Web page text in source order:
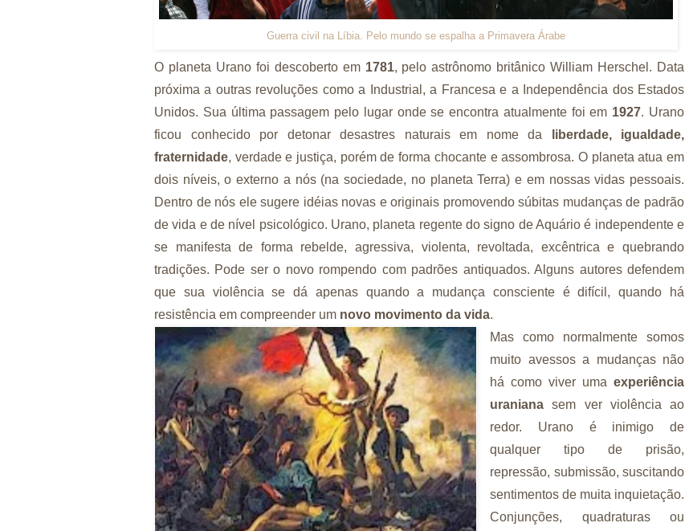
Guerra civil na Líbia. Pelo mundo se espalha a Primavera Árabe
O planeta Urano foi descoberto em 1781, pelo astrônomo britânico William Herschel. Data
próxima a outras revoluções como a Industrial, a Francesa e a Independência dos Estados
Unidos. Sua última passagem pelo lugar onde se encontra atualmente foi em 1927. Urano
ficou conhecido por detonar desastres naturais em nome da
liberdade, igualdade,
fraternidade, verdade e justiça, porém de forma chocante e assombrosa. O planeta atua em
dois níveis, o externo a nós (na sociedade, no planeta Terra) e em nossas vidas pessoais.
Dentro de nós ele sugere idéias novas e originais promovendo súbitas mudanças de padrão
de vida e de nível psicológico. Urano, planeta regente do signo de Aquário é independente e
se manifesta de forma rebelde, agressiva, violenta, revoltada, excêntrica e quebrando
tradições. Pode ser o novo rompendo com padrões antiquados. Alguns autores defendem
que sua violência se dá apenas quando a mudança consciente é difícil, quando há
resistência em compreender um novo movimento da vida.
Mas como normalmente somos
muito avessos a mudanças não
há como viver uma experiência
uraniana sem ver violência ao
redor. Urano é inimigo de
qualquer tipo de prisão,
repressão, submissão, suscitando
sentimentos de muita inquietação.
Conjunções, quadraturas ou